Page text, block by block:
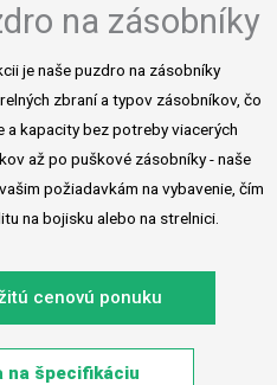
na zásobníky
je naše puzdro na zásobníky
zbraní a typov zásobníkov, čo
a kapacity bez potreby viacerých
až po puškové zásobníky - naše
požiadavkám na vybavenie, čím
na bojisku alebo na strelnici.
cenovú ponuku
na špecifikáciu